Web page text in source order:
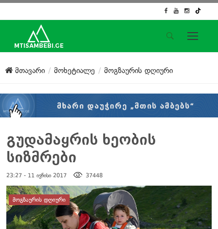
საიტის მენიუ
მთავარი
ქართული საქმე
კონტაქტი
მთავარი მოხეტიალე მოგზაურის დღიური
გუდამაყრის ხეობის
სიზმრები
23:27 - 11 ივნისი 2017 37448
დატოვე კომენტარი
ᲛᲝᲒᲖᲐᲣᲠᲘᲡ ᲓᲦᲘᲣᲠᲘ